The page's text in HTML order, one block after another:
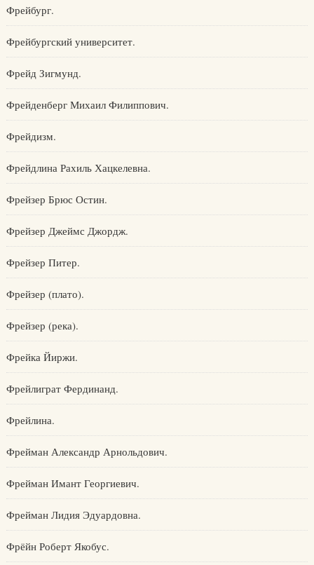
Фрейбург.
Фрейбургский университет.
Фрейд Зигмунд.
Фрейденберг Михаил Филиппович.
Фрейдизм.
Фрейдлина Рахиль Хацкелевна.
Фрейзер Брюс Остин.
Фрейзер Джеймс Джордж.
Фрейзер Питер.
Фрейзер (плато).
Фрейзер (река).
Фрейка Йиржи.
Фрейлиграт Фердинанд.
Фрейлина.
Фрейман Александр Арнольдович.
Фрейман Имант Георгиевич.
Фрейман Лидия Эдуардовна.
Фрёйн Роберт Якобус.